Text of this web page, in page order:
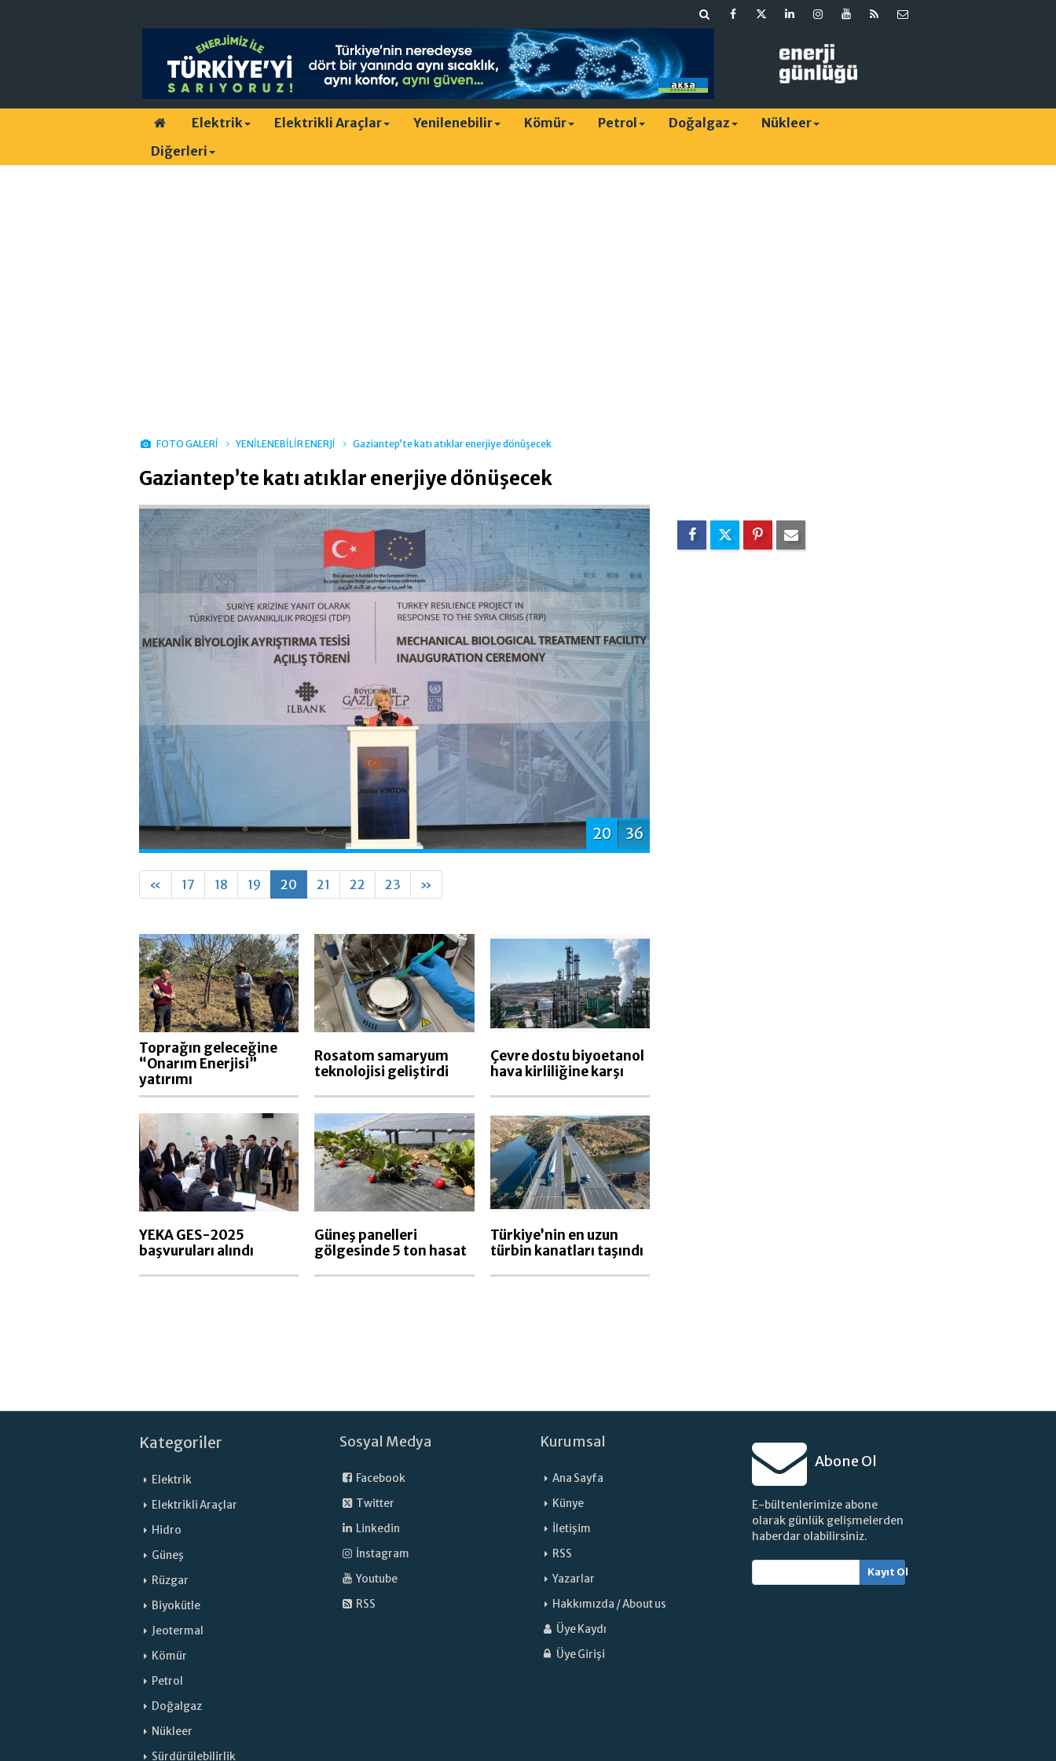
Elektrik Elektrikli Araçlar Yenilenebilir Kömür Petrol Doğalgaz
Nükleer
Diğerleri
FOTO GALERİ YENİLENEBİLİR ENERJİ Gaziantep’te katı atıklar enerjiye dönüşecek
Gaziantep’te katı atıklar enerjiye dönüşecek
20 36
« 17 18 19 20 21 22 23 »
Toprağın geleceğine
“Onarım Enerjisi”
yatırımı
Rosatom samaryum
teknolojisi geliştirdi
Çevre dostu biyoetanol
hava kirliliğine karşı
YEKA GES-2025
başvuruları alındı
Güneş panelleri
gölgesinde 5 ton hasat
Türkiye’nin en uzun
türbin kanatları taşındı
Kategoriler
Elektrik
Elektrikli Araçlar
Hidro
Güneş
Rüzgar
Biyokütle
Jeotermal
Kömür
Petrol
Doğalgaz
Nükleer
Sürdürülebilirlik
Sosyal Medya
Facebook
Twitter
Linkedin
İnstagram
Youtube
RSS
Kurumsal
Ana Sayfa
Künye
İletişim
RSS
Yazarlar
Hakkımızda / About us
Üye Kaydı
Üye Girişi
Abone Ol
E-bültenlerimize abone
olarak günlük gelişmelerden
haberdar olabilirsiniz.
Kayıt Ol